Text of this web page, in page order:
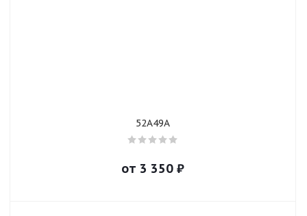
52A49A
от 3 350 ₽